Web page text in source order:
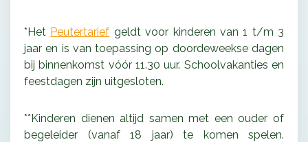
*Het Peutertarief geldt voor kinderen van 1 t/m 3
jaar en is van toepassing op doordeweekse dagen
bij binnenkomst vóór 11.30 uur. Schoolvakanties en
feestdagen zijn uitgesloten.
**Kinderen dienen altijd samen met een ouder of
begeleider (vanaf 18 jaar) te komen spelen.